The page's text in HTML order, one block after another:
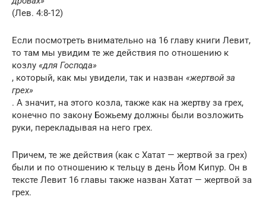
(Лев. 4:8-12)
Если посмотреть внимательно на 16 главу книги Левит,
то там мы увидим те же действия по отношению к
козлу «для Господа»
, который, как мы увидели, так и назван «жертвой за
грех»
. А значит, на этого козла, также как на жертву за грех,
конечно по закону Божьему должны были возложить
руки, перекладывая на него грех.
Причем, те же действия (как с Хатат — жертвой за грех)
были и по отношению к тельцу в день Йом Кипур. Он в
тексте Левит 16 главы также назван Хатат — жертвой за
грех.